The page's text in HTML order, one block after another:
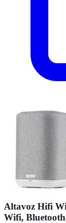
Altavoz Hifi
Wifi,